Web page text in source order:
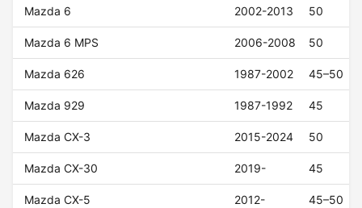
Mazda 6 2002-2013 50
Mazda 6 MPS 2006-2008 50
Mazda 626 1987-2002 45–50
Mazda 929 1987-1992 45
Mazda CX-3 2015-2024 50
Mazda CX-30 2019- 45
Mazda CX-5 2012- 45–50